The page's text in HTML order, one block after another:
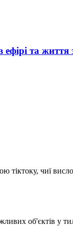
та життя
чиї
об'єктів у